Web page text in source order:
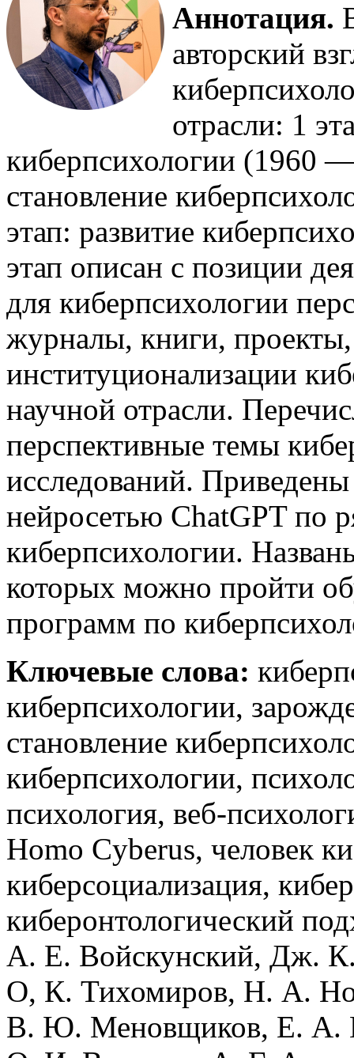
Аннотация.
авторский
отрасли: 1
киберпсихологии (1960
становление
этап: развитие
этап описан с позиции
для киберпсихологии
журналы, книги,
институционализации
научной отрасли.
перспективные темы
исследований. Приведены
нейросетью ChatGPT по
киберпсихологии.
которых можно пройти
программ по
Ключевые слова:
киберпсихологии,
становление
киберпсихологии,
психология, веб-
Homo Cyberus, человек
киберсоциализация,
киберонтологический
А. Е. Войскунский, Дж.
О, К. Тихомиров, Н. А.
В. Ю. Меновщиков, Е. А.